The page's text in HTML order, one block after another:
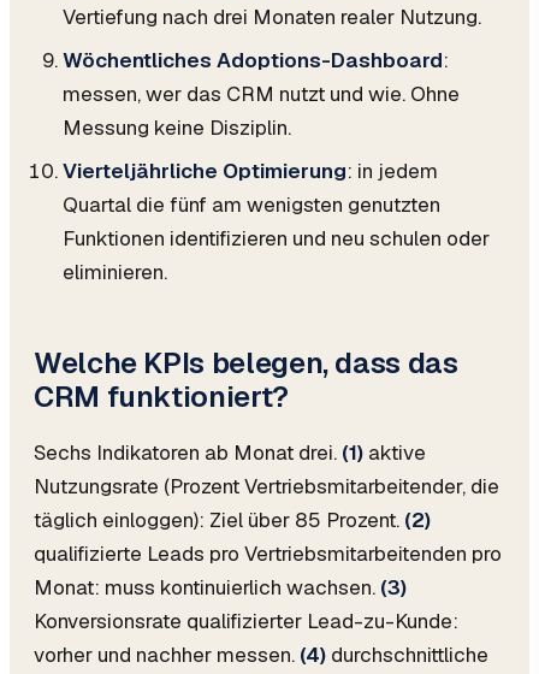
Vertiefung nach drei Monaten realer Nutzung.
Wöchentliches Adoptions-Dashboard:
messen, wer das CRM nutzt und wie. Ohne
Messung keine Disziplin.
Vierteljährliche Optimierung: in jedem
Quartal die fünf am wenigsten genutzten
Funktionen identifizieren und neu schulen oder
eliminieren.
Welche KPIs belegen, dass das
CRM funktioniert?
Sechs Indikatoren ab Monat drei. (1) aktive
Nutzungsrate (Prozent Vertriebsmitarbeitender, die
täglich einloggen): Ziel über 85 Prozent. (2)
qualifizierte Leads pro Vertriebsmitarbeitenden pro
Monat: muss kontinuierlich wachsen. (3)
Konversionsrate qualifizierter Lead-zu-Kunde:
vorher und nachher messen. (4) durchschnittliche